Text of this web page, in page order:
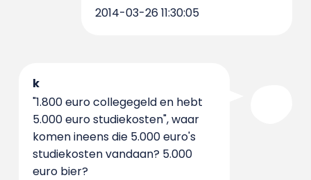
2014-03-26 11:30:05
k
"1.800 euro collegegeld en hebt
5.000 euro studiekosten", waar
komen ineens die 5.000 euro's
studiekosten vandaan? 5.000
euro bier?